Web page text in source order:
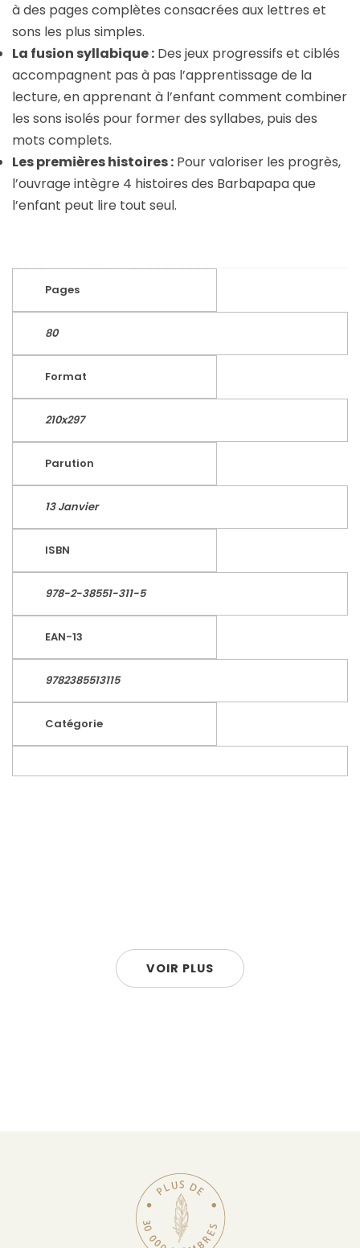
à des pages complètes consacrées aux lettres et
sons les plus simples.
La fusion syllabique : Des jeux progressifs et ciblés
accompagnent pas à pas l’apprentissage de la
lecture, en apprenant à l’enfant comment combiner
les sons isolés pour former des syllabes, puis des
mots complets.
Les premières histoires : Pour valoriser les progrès,
l’ouvrage intègre 4 histoires des Barbapapa que
l’enfant peut lire tout seul.
Pages
80
Format
210x297
Parution
13 Janvier
ISBN
978-2-38551-311-5
EAN-13
9782385513115
Catégorie
VOIR PLUS